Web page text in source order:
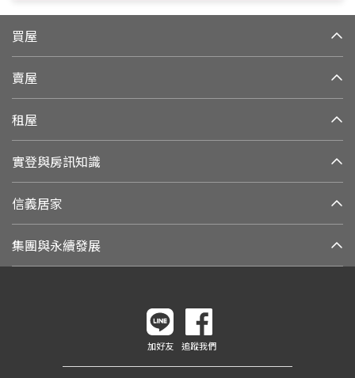
買屋
賣屋
租屋
實登與房訊知識
信義居家
集團與永續發展
加好友 追蹤我們